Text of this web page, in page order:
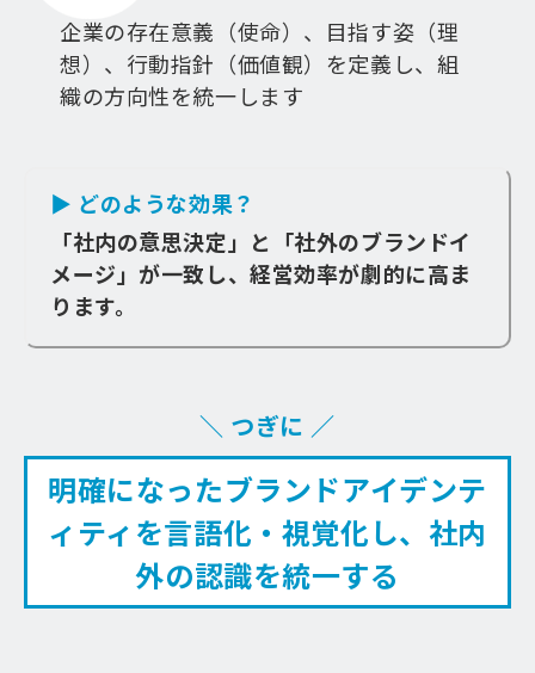
企業の存在意義（使命）、目指す姿（理
想）、行動指針（価値観）を定義し、組
織の方向性を統一します
▶ どのような効果？
「社内の意思決定」と「社外のブランドイ
メージ」が一致し、経営効率が劇的に高ま
ります。
＼ つぎに ／
明確になったブランドアイデンテ
ィティを言語化・視覚化し、社内
外の認識を統一する